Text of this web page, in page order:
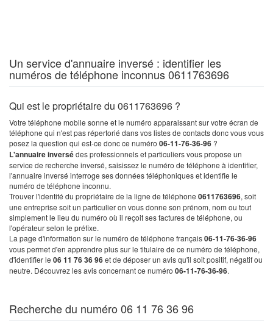
Un service d'annuaire inversé : identifier les
numéros de téléphone inconnus 0611763696
Qui est le propriétaire du 0611763696 ?
Votre téléphone mobile sonne et le numéro apparaissant sur votre écran de
téléphone qui n'est pas répertorié dans vos listes de contacts donc vous vous
posez la question qui est-ce donc ce numéro 06-11-76-36-96 ?
L'annuaire inversédes professionnels et particuliers vous propose un
service de recherche inversé, saisissez le numéro de téléphone à identifier,
l'annuaire inversé interroge ses données téléphoniques et identifie le
numéro de téléphone inconnu.
Trouver l'identité du propriétaire de la ligne de téléphone 0611763696, soit
une entreprise soit un particulier on vous donne son prénom, nom ou tout
simplement le lieu du numéro où il reçoit ses factures de téléphone, ou
l'opérateur selon le préfixe.
La page d'information sur le numéro de téléphone français06-11-76-36-96
vous permet d'en apprendre plus sur le titulaire de ce numéro de téléphone,
d'identifier le 06 11 76 36 96et de déposer un avis qu'il soit positif, négatif ou
neutre. Découvrez les avis concernant ce numéro 06-11-76-36-96.
Recherche du numéro 06 11 76 36 96